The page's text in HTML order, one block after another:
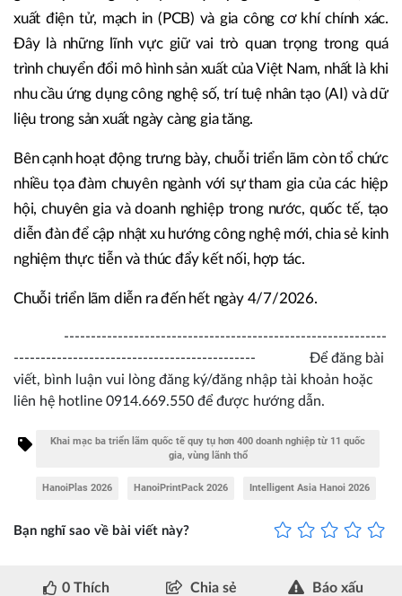
xuất điện tử, mạch in (PCB) và gia công cơ khí chính xác.
Đây là những lĩnh vực giữ vai trò quan trọng trong quá
trình chuyển đổi mô hình sản xuất của Việt Nam, nhất là khi
nhu cầu ứng dụng công nghệ số, trí tuệ nhân tạo (AI) và dữ
liệu trong sản xuất ngày càng gia tăng.
Bên cạnh hoạt động trưng bày, chuỗi triển lãm còn tổ chức
nhiều tọa đàm chuyên ngành với sự tham gia của các hiệp
hội, chuyên gia và doanh nghiệp trong nước, quốc tế, tạo
diễn đàn để cập nhật xu hướng công nghệ mới, chia sẻ kinh
nghiệm thực tiễn và thúc đẩy kết nối, hợp tác.
Chuỗi triển lãm diễn ra đến hết ngày 4/7/2026.
------------------------------------------------------------
--------------------------------------------- Để đăng bài
viết, bình luận vui lòng đăng ký/đăng nhập tài khoản hoặc
liên hệ hotline 0914.669.550 để được hướng dẫn.
Khai mạc ba triển lãm quốc tế quy tụ hơn 400 doanh nghiệp từ 11 quốc
gia, vùng lãnh thổ
HanoiPlas 2026 HanoiPrintPack 2026 Intelligent Asia Hanoi 2026
Bạn nghĩ sao về bài viết này?
0 Thích Chia sẻ Báo xấu